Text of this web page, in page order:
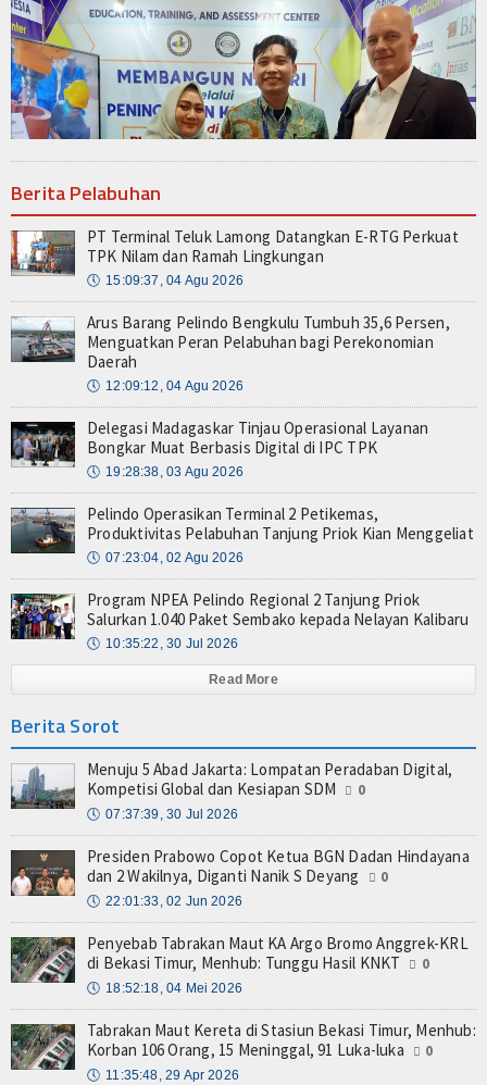
Berita Pelabuhan
PT Terminal Teluk Lamong Datangkan E-RTG Perkuat
TPK Nilam dan Ramah Lingkungan
🕔 15:09:37, 04 Agu 2026
Arus Barang Pelindo Bengkulu Tumbuh 35,6 Persen,
Menguatkan Peran Pelabuhan bagi Perekonomian
Daerah
🕔 12:09:12, 04 Agu 2026
Delegasi Madagaskar Tinjau Operasional Layanan
Bongkar Muat Berbasis Digital di IPC TPK
🕔 19:28:38, 03 Agu 2026
Pelindo Operasikan Terminal 2 Petikemas,
Produktivitas Pelabuhan Tanjung Priok Kian Menggeliat
🕔 07:23:04, 02 Agu 2026
Program NPEA Pelindo Regional 2 Tanjung Priok
Salurkan 1.040 Paket Sembako kepada Nelayan Kalibaru
🕔 10:35:22, 30 Jul 2026
Read More
Berita Sorot
Menuju 5 Abad Jakarta: Lompatan Peradaban Digital,
Kompetisi Global dan Kesiapan SDM
0
🕔 07:37:39, 30 Jul 2026
Presiden Prabowo Copot Ketua BGN Dadan Hindayana
dan 2 Wakilnya, Diganti Nanik S Deyang
0
🕔 22:01:33, 02 Jun 2026
Penyebab Tabrakan Maut KA Argo Bromo Anggrek-KRL
di Bekasi Timur, Menhub: Tunggu Hasil KNKT
0
🕔 18:52:18, 04 Mei 2026
Tabrakan Maut Kereta di Stasiun Bekasi Timur, Menhub:
Korban 106 Orang, 15 Meninggal, 91 Luka-luka
0
🕔 11:35:48, 29 Apr 2026